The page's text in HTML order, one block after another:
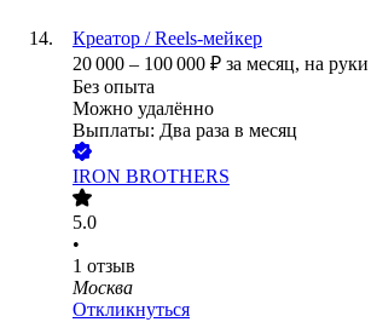
Креатор / Reels-мейкер
20 000 – 100 000 ₽ за месяц, на руки
Без опыта
Можно удалённо
Выплаты: Два раза в месяц
IRON BROTHERS
5.0
•
1 отзыв
Москва
Откликнуться